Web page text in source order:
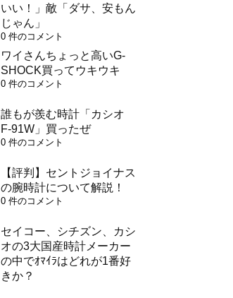
いい！」敵「ダサ、安もん
じゃん」
0 件のコメント
ワイさんちょっと高いG-
SHOCK買ってウキウキ
0 件のコメント
誰もが羨む時計「カシオ
F-91W」買ったぜ
0 件のコメント
【評判】セントジョイナス
の腕時計について解説！
0 件のコメント
セイコー、シチズン、カシ
オの3大国産時計メーカー
の中でｵﾏｲﾗはどれが1番好
きか？